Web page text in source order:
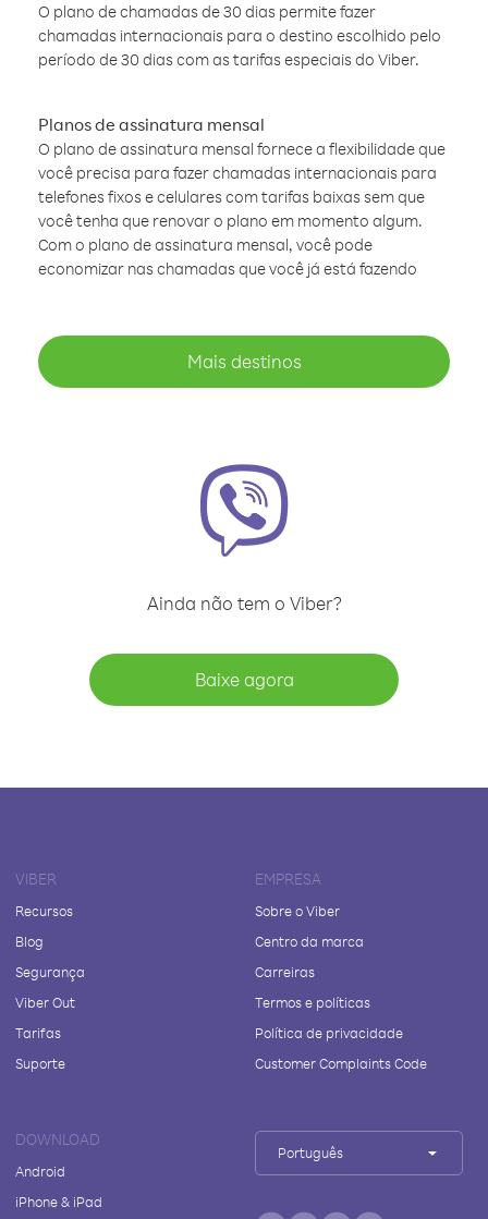
O plano de chamadas de 30 dias permite fazer
chamadas internacionais para o destino escolhido pelo
período de 30 dias com as tarifas especiais do Viber.
Planos de assinatura mensal
O plano de assinatura mensal fornece a flexibilidade que
você precisa para fazer chamadas internacionais para
telefones fixos e celulares com tarifas baixas sem que
você tenha que renovar o plano em momento algum.
Com o plano de assinatura mensal, você pode
economizar nas chamadas que você já está fazendo
Mais destinos
Ainda não tem o Viber?
Baixe agora
VIBER
Recursos
Blog
Segurança
Viber Out
Tarifas
Suporte
EMPRESA
Sobre o Viber
Centro da marca
Carreiras
Termos e políticas
Política de privacidade
Customer Complaints Code
DOWNLOAD
Android
iPhone & iPad
Português